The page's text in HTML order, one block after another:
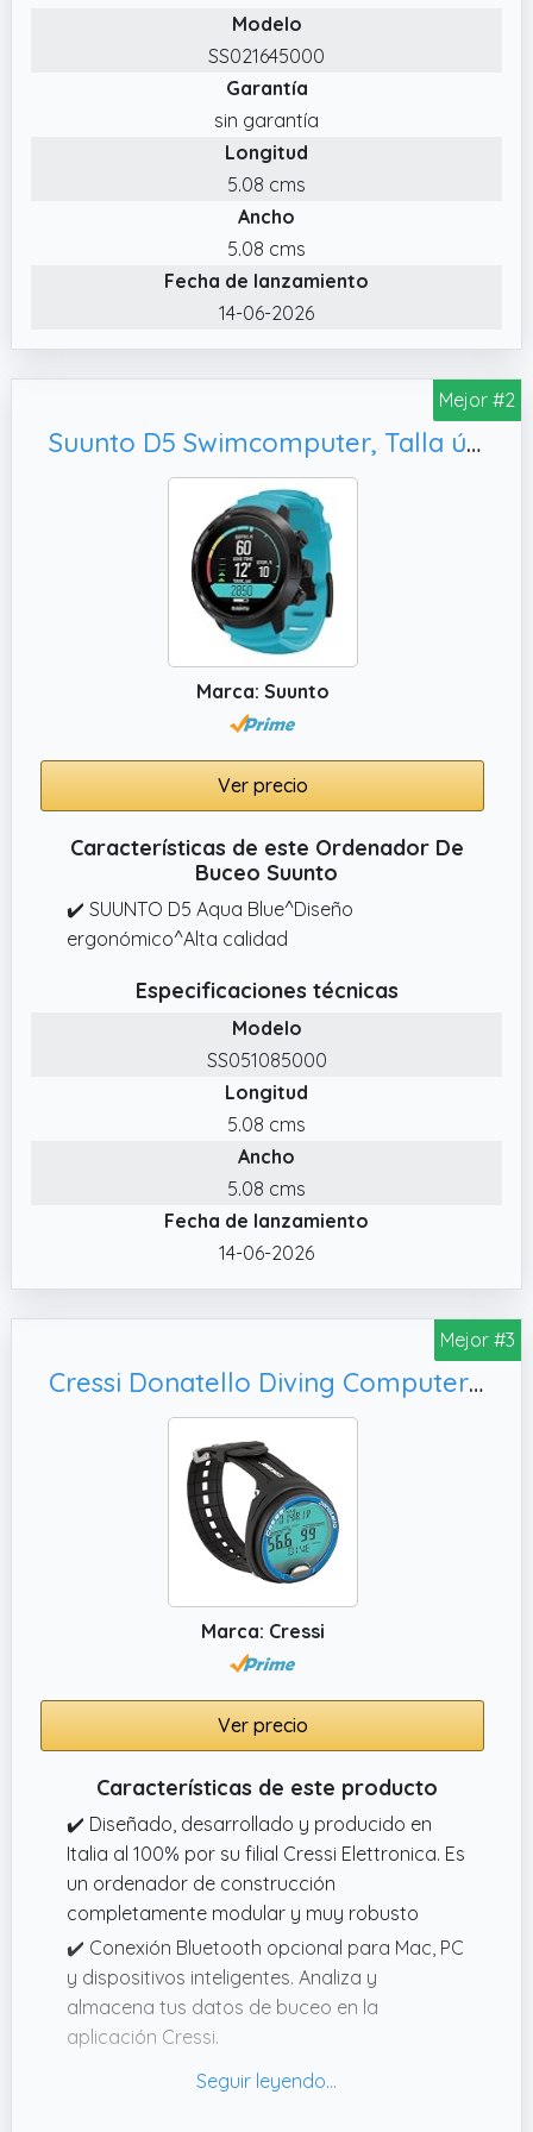
con fuerte retroiluminación, Óptima
legibilidad incluso en la oscuridad, Todos los
datos disponibles de un vistazo
✔️ Cinco modos: Aire, Nitrox, Manómetro,
Apnea y Apagado, Temporizador de apnea,
Temporizador de los modos Aire y Nitrox,
✔️ Planificación y análisis de inmersiones y
datos gracias a los detallados protocolos
gráficos en el PC mediante el software
Modelo
SS021645000
Garantía
sin garantía
Longitud
5.08 cms
Ancho
5.08 cms
Fecha de lanzamiento
14-06-2026
Mejor #2
Suunto D5 Swimcomputer, Talla única
Marca: Suunto
Ver precio
Características de este Ordenador De
Buceo Suunto
✔️ SUUNTO D5 Aqua Blue^Diseño
ergonómico^Alta calidad
Especificaciones técnicas
Modelo
SS051085000
Longitud
5.08 cms
Ancho
5.08 cms
Fecha de lanzamiento
14-06-2026
Mejor #3
Cressi Donatello Diving Computer - Ordenador Profesional de Buceo de Muñeca para Buceo y Apnea, Un tamaño
Marca: Cressi
Ver precio
Características de este producto
✔️ Diseñado, desarrollado y producido en
Italia al 100% por su filial Cressi Elettronica. Es
un ordenador de construcción
completamente modular y muy robusto
✔️ Conexión Bluetooth opcional para Mac, PC
y dispositivos inteligentes. Analiza y
almacena tus datos de buceo en la
aplicación Cressi.
✔️ Pulsador único multifunción para un bajo